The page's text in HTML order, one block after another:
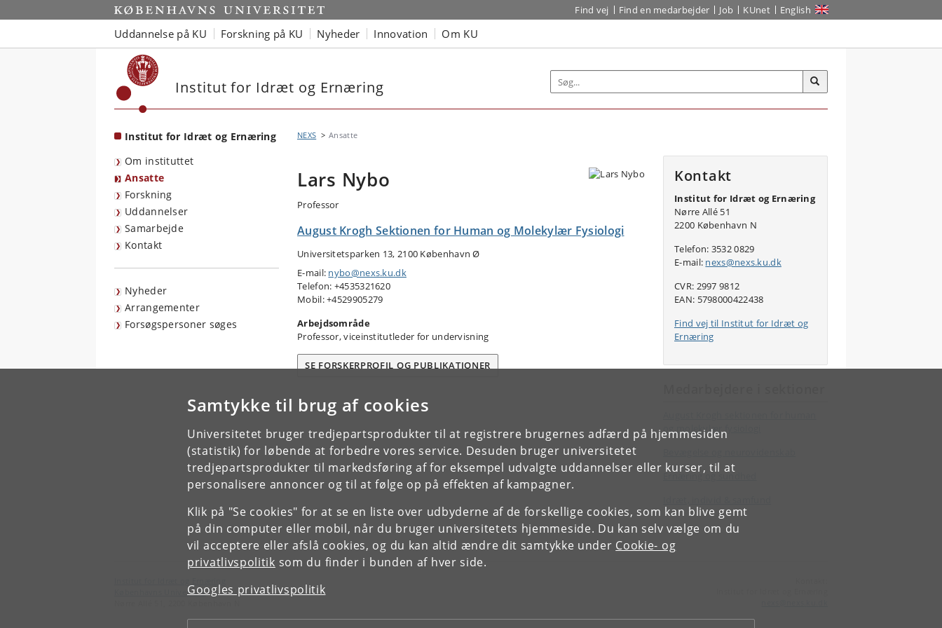
Samtykke til brug af cookies
Universitetet bruger tredjepartsprodukter til at registrere brugernes adfærd på hjemmesiden
(statistik) for løbende at forbedre vores service. Desuden bruger universitetet
tredjepartsprodukter til markedsføring af for eksempel udvalgte uddannelser eller kurser, til at
personalisere annoncer og til at følge op på effekten af kampagner.
Klik på "Se cookies" for at se en liste over udbyderne af de forskellige cookies, som kan blive gemt
på din computer eller mobil, når du bruger universitetets hjemmeside. Du kan selv vælge om du
vil acceptere eller afslå cookies, og du kan altid ændre dit samtykke under Cookie- og
privatlivspolitik som du finder i bunden af hver side.
Googles privatlivspolitik
Start Find vej Find en medarbejder Job KUnet English
Uddannelse på KU Forskning på KU Nyheder Innovation Om KU
Institut for Idræt og Ernæring
Institut for Idræt og Ernæring
Om instituttet
Ansatte
Forskning
Uddannelser
Samarbejde
Kontakt
Nyheder
Arrangementer
Forsøgspersoner søges
NEXS Ansatte
Lars Nybo
Professor
August Krogh Sektionen for Human og Molekylær Fysiologi
Universitetsparken 13, 2100 København Ø
E-mail: nybo@nexs.ku.dk
Telefon: +4535321620
Mobil: +4529905279
Arbejdsområde
Professor, viceinstitutleder for undervisning
SE FORSKERPROFIL OG PUBLIKATIONER
Kontakt
Institut for Idræt og Ernæring
Nørre Allé 51
2200 København N
Telefon: 3532 0829
E-mail: nexs@nexs.ku.dk
CVR: 2997 9812
EAN: 5798000422438
Find vej til Institut for Idræt og
Ernæring
og molekylær fysiologi
Ernæring og sundhed
Københavns Universitet